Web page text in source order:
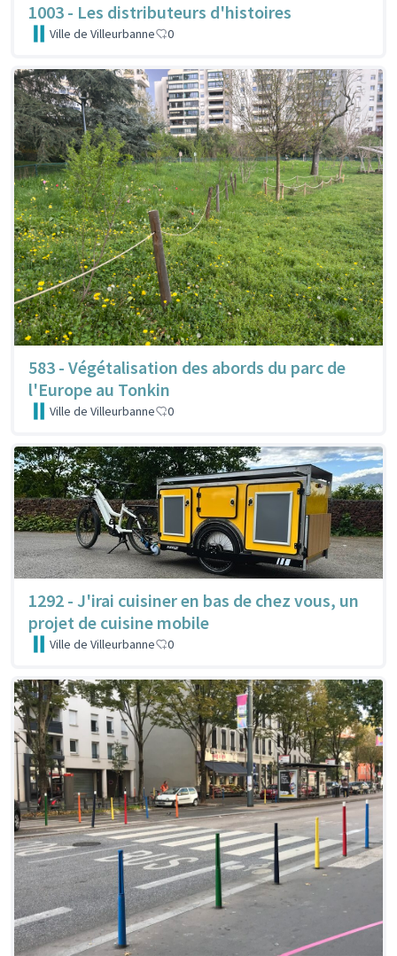
1003 - Les distributeurs d'histoires
Ville de Villeurbanne 0
583 - Végétalisation des abords du parc de
l'Europe au Tonkin
Ville de Villeurbanne 0
1292 - J'irai cuisiner en bas de chez vous, un
projet de cuisine mobile
Ville de Villeurbanne 0